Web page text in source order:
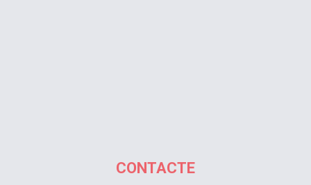
CONTACTE